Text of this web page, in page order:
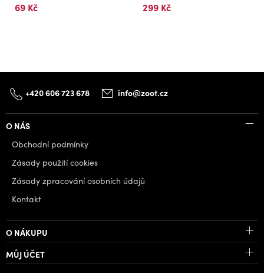
69 Kč 299 Kč
+420 606 723 678 info@zoot.cz
O NÁS
Obchodní podmínky
Zásady použití cookies
Zásady zpracování osobních údajů
Kontakt
O NÁKUPU
MŮJ ÚČET